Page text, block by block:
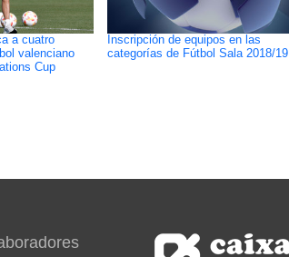
a cuatro
valenciano
Cup
Inscripción de equipos en las
categorías de Fútbol Sala 2018/19